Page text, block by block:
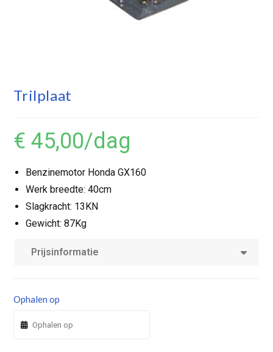
Trilplaat
€ 45,00/dag
Benzinemotor Honda GX160
Werk breedte: 40cm
Slagkracht: 13KN
Gewicht: 87Kg
Prijsinformatie
Ophalen op